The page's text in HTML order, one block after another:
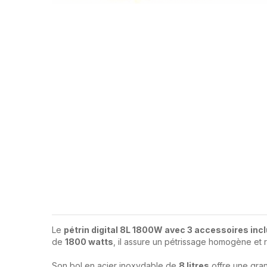
Le pétrin digital 8L 1800W avec 3 accessoires
de 1800 watts , il assure un pétrissage homogène